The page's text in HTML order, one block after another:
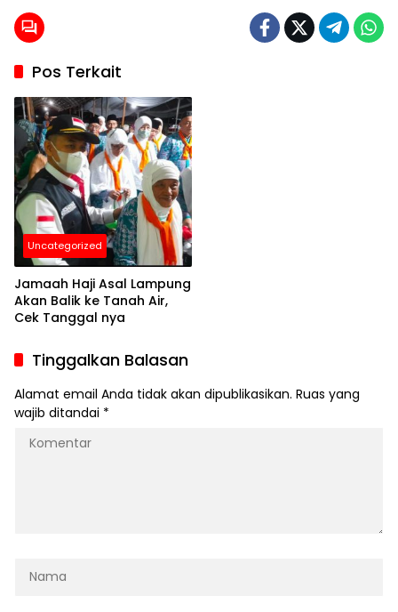
Pos Terkait
Uncategorized
Jamaah Haji Asal Lampung
Akan Balik ke Tanah Air,
Cek Tanggal nya
Tinggalkan Balasan
Alamat email Anda tidak akan dipublikasikan. Ruas yang
wajib ditandai *